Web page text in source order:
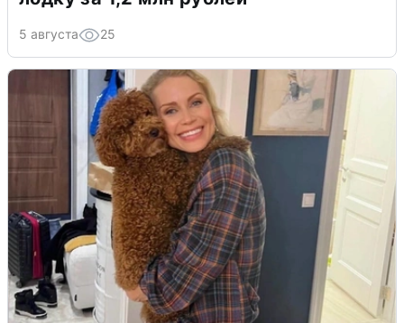
5 августа 25